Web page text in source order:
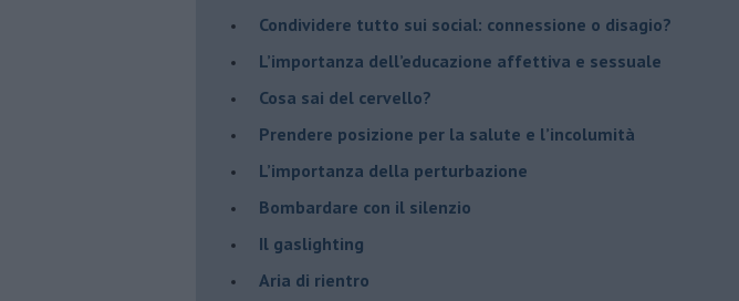
​Condividere tutto sui social: connessione o disagio?
​L’importanza dell’educazione affettiva e sessuale
​Cosa sai del cervello?
Prendere posizione per la salute e l’incolumità
L’importanza della perturbazione
​Bombardare con il silenzio
Il gaslighting
Aria di rientro